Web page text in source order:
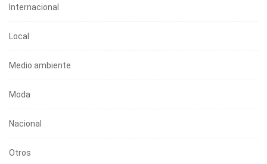
Internacional
Local
Medio ambiente
Moda
Nacional
Otros